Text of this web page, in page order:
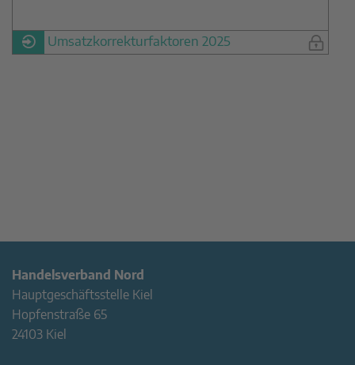
Umsatzkorrekturfaktoren 2025
Handelsverband Nord
Hauptgeschäftsstelle Kiel
Hopfenstraße 65
24103 Kiel